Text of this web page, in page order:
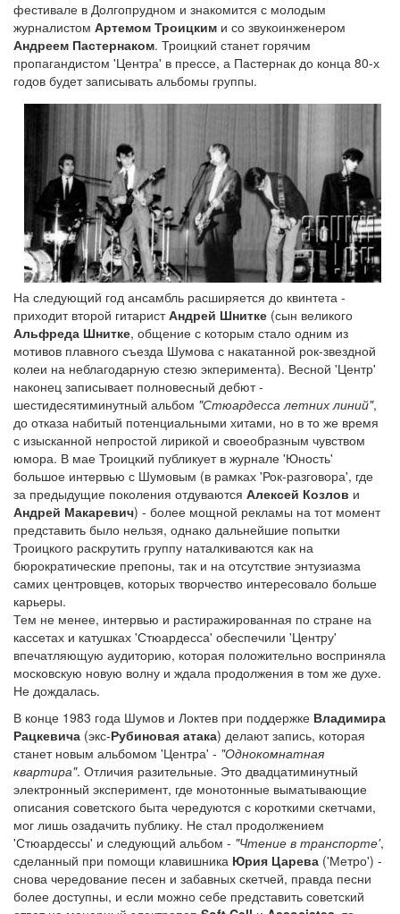
фестивале в Долгопрудном и знакомится с молодым
журналистом Артемом Троицким и со звукоинженером
Андреем Пастернаком. Троицкий станет горячим
пропагандистом 'Центра' в прессе, а Пастернак до конца 80-х
годов будет записывать альбомы группы.
На следующий год ансамбль расширяется до квинтета -
приходит второй гитаристАндрей Шнитке (сын великого
Альфреда Шнитке, общение с которым стало одним из
мотивов плавного съезда Шумова с накатанной рок-звездной
колеи на неблагодарную стезю экперимента). Весной 'Центр'
наконец записывает полновесный дебют -
шестидесятиминутный альбом "Стюардесса летних линий",
до отказа набитый потенциальными хитами, но в то же время
с изысканной непростой лирикой и своеобразным чувством
юмора. В мае Троицкий публикует в журнале 'Юность'
большое интервью с Шумовым (в рамках 'Рок-разговора', где
за предыдущие поколения отдуваются Алексей Козлов и
Андрей Макаревич) - более мощной рекламы на тот момент
представить было нельзя, однако дальнейшие попытки
Троицкого раскрутить группу наталкиваются как на
бюрократические препоны, так и на отсутствие энтузиазма
самих центровцев, которых творчество интересовало больше
карьеры.
Тем не менее, интервью и растиражированная по стране на
кассетах и катушках 'Стюардесса' обеспечили 'Центру'
впечатляющую аудиторию, которая положительно восприняла
московскую новую волну и ждала продолжения в том же духе.
Не дождалась.
В конце 1983 года Шумов и Локтев при поддержке Владимира
Рацкевича (экс-Рубиновая атака) делают запись, которая
станет новым альбомом 'Центра' - "Однокомнатная
квартира". Отличия разительные. Это двадцатиминутный
электронный эксперимент, где монотонные выматывающие
описания советского быта чередуются с короткими скетчами,
мог лишь озадачить публику. Не стал продолжением
'Стюардессы' и следующий альбом - "Чтение в транспорте',
сделанный при помощи клавишника Юрия Царева ('Метро') -
снова чередование песен и забавных скетчей, правда песни
более доступны, и если можно себе представить советский